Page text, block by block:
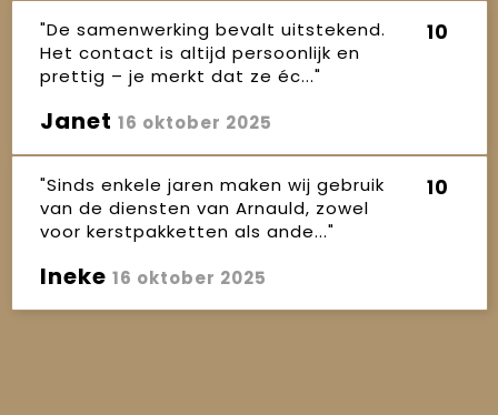
"De samenwerking bevalt uitstekend.
Het contact is altijd persoonlijk en
prettig – je merkt dat ze éc..."
10
Janet 16 oktober 2025
"Sinds enkele jaren maken wij gebruik
van de diensten van Arnauld, zowel
voor kerstpakketten als ande..."
10
Ineke 16 oktober 2025